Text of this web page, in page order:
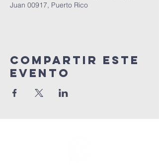
Juan 00917, Puerto Rico
Compartir este
evento